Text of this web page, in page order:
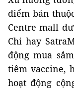
điểm bán
Centre mall
Chi hay
động mua
tiêm vaccine,
hoạt động